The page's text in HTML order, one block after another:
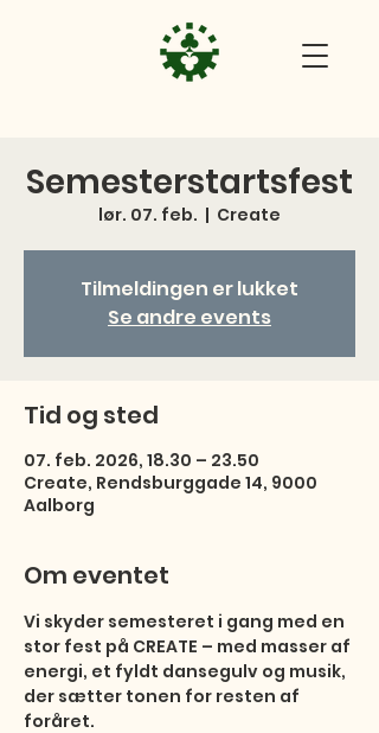
Semesterstartsfest
lør. 07. feb.
  |
Create
Tilmeldingen er lukket
Se andre events
Tid og sted
07. feb. 2026, 18.30 – 23.50
Create, Rendsburggade 14, 9000
Aalborg
Om eventet
Vi skyder semesteret i gang med en
stor fest på CREATE – med masser af
energi, et fyldt dansegulv og musik,
der sætter tonen for resten af
foråret.